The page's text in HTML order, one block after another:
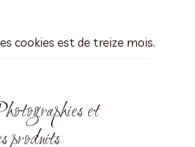
cookies est de treize mois.
et
produits